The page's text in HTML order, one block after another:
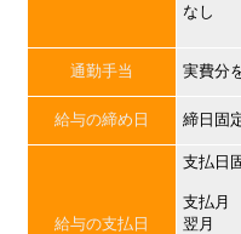
なし
通勤手当 実費分
給与の締め日 締日固
給与の支払日
支払日
支払月
翌月